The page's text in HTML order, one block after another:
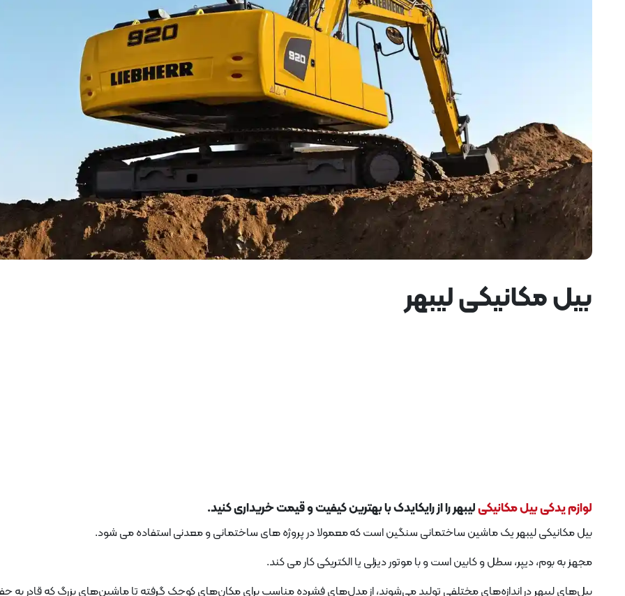
بیل مکانیکی لیبهر
لوازم یدکی بیل مکانیکیلیبهر را از رایکایدک با بهترین کیفیت و قیمت خریداری کنید.
بیل مکانیکی لیبهر یک ماشین ساختمانی سنگین است که معمولا در پروژه های ساختمانی و معدنی استفاده می شود.
مجهز به بوم، دیپر، سطل و کابین است و با موتور دیزلی یا الکتریکی کار می کند.
بیل‌های لیبهر در اندازه‌های مختلفی تولید می‌شوند، از مدل‌های فشرده مناسب برای مکان‌های کوچک گرفته تا ماشین‌های بزرگ که قادر به